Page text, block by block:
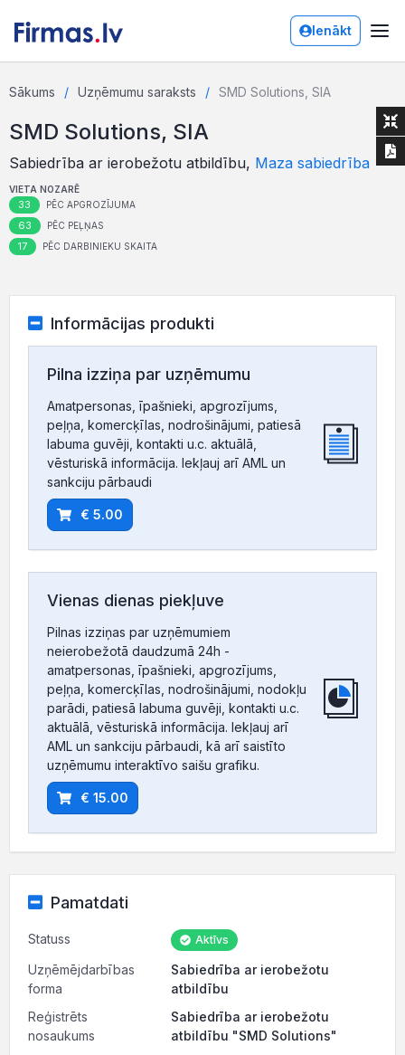
Ienākt
Sākums Uzņēmumu saraksts SMD Solutions, SIA
SMD Solutions, SIA
Sabiedrība ar ierobežotu atbildību, Maza sabiedrība
VIETA NOZARĒ
33 PĒC APGROZĪJUMA
63 PĒC PEĻŅAS
17 PĒC DARBINIEKU SKAITA
Informācijas produkti
Pilna izziņa par uzņēmumu
Amatpersonas, īpašnieki, apgrozījums,
peļņa, komercķīlas, nodrošinājumi, patiesā
labuma guvēji, kontakti u.c. aktuālā,
vēsturiskā informācija. Iekļauj arī AML un
sankciju pārbaudi
€ 5.00
Vienas dienas piekļuve
Pilnas izziņas par uzņēmumiem
neierobežotā daudzumā 24h -
amatpersonas, īpašnieki, apgrozījums,
peļņa, komercķīlas, nodrošinājumi, nodokļu
parādi, patiesā labuma guvēji, kontakti u.c.
aktuālā, vēsturiskā informācija. Iekļauj arī
AML un sankciju pārbaudi, kā arī saistīto
uzņēmumu interaktīvo saišu grafiku.
€ 15.00
Pamatdati
Statuss Aktīvs
Uzņēmējdarbības
forma
Sabiedrība ar ierobežotu
atbildību
Reģistrēts
nosaukums
Sabiedrība ar ierobežotu
atbildību "SMD Solutions"